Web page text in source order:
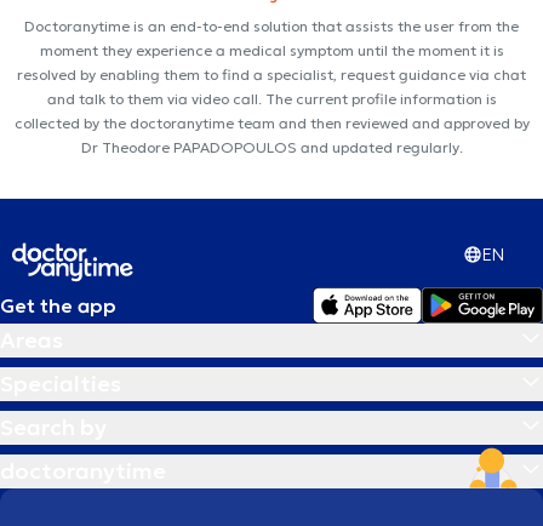
Doctoranytime is an end-to-end solution that assists the user from the
moment they experience a medical symptom until the moment it is
resolved by enabling them to find a specialist, request guidance via chat
and talk to them via video call. The current profile information is
collected by the doctoranytime team and then reviewed and approved by
Dr Theodore PAPADOPOULOS and updated regularly.
EN
Get the app